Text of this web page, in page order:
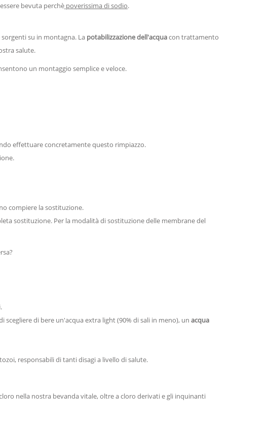
bevuta perchè poverissima di sodio.
su in montagna. La potabilizzazione dell'acquacon trattamento
salute.
un montaggio semplice e veloce.
effettuare concretamente questo rimpiazzo.
compiere la sostituzione.
sostituzione. Per la modalità di sostituzione delle membrane del
di bere un'acqua extra light (90% di sali in meno), un acqua
responsabili di tanti disagi a livello di salute.
nella nostra bevanda vitale, oltre a cloro derivati e gli inquinanti